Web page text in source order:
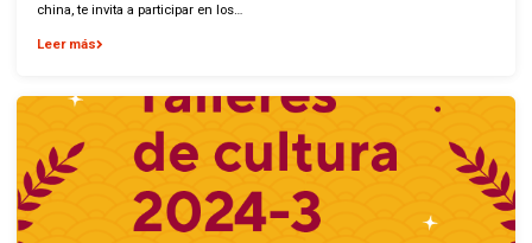
china, te invita a participar en los…
Leer más